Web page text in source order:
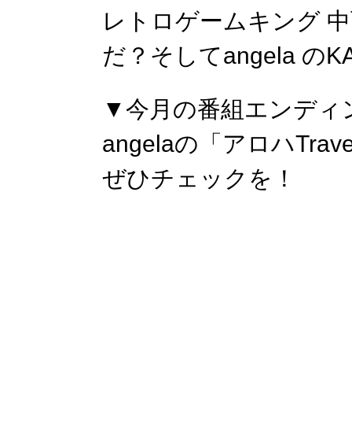
レトロゲームキング
だ？そしてangela の
▼今月の番組エンディ
angelaの「アロハ
ぜひチェックを！